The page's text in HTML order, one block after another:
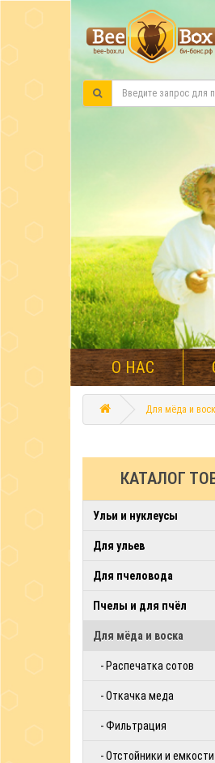
О НАС
Для мёда и
КАТАЛОГ
Ульи и нуклеусы
Для ульев
Для пчеловода
Пчелы и для пчёл
Для мёда и воска
- Распечатка сотов
- Откачка меда
- Фильтрация
- Oтстойники и емкости